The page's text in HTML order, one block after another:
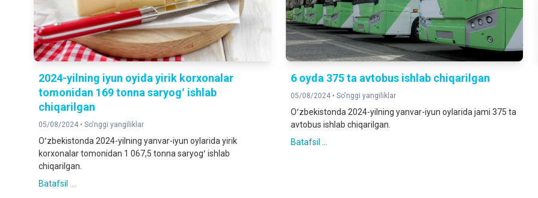
2024-yilning iyun oyida yirik korxonalar
tomonidan 169 tonna saryogʻ ishlab
chiqarilgan
05/08/2024 • So'nggi yangiliklar
Oʻzbekistonda 2024-yilning yanvar-iyun oylarida yirik
korxonalar tomonidan 1 067,5 tonna saryogʻ ishlab
chiqarilgan.
Batafsil ...
6 oyda 375 ta avtobus ishlab chiqarilgan
05/08/2024 • So'nggi yangiliklar
Oʻzbekistonda 2024-yilning yanvar-iyun oylarida jami 375 ta
avtobus ishlab chiqarilgan.
Batafsil ...